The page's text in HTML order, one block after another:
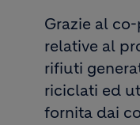
Grazie al
relative al
rifiuti
riciclati ed
fornita dai